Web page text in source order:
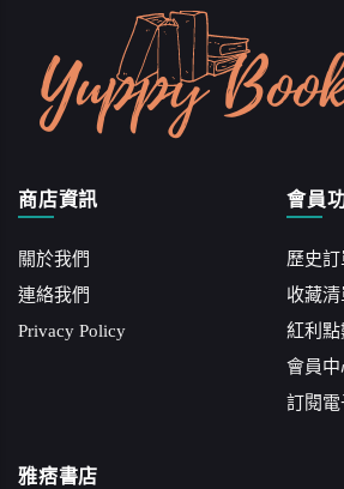
商店資訊
關於我們
連絡我們
Privacy Policy
會員
歷史訂
收藏清
紅利點
會員中
訂閱電
雅痞書店